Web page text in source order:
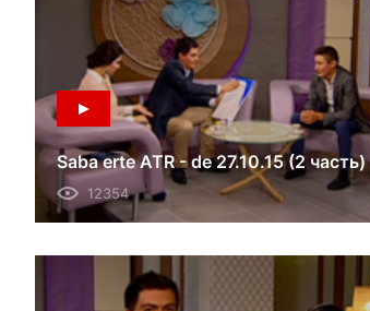
Saba erte ATR - de 27.10.15 (2 часть)
12354